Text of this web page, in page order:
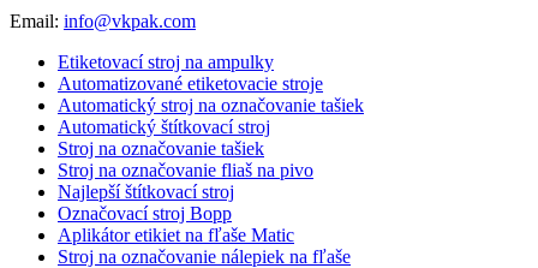
Email: info@vkpak.com
Etiketovací stroj na ampulky
Automatizované etiketovacie stroje
Automatický stroj na označovanie tašiek
Automatický štítkovací stroj
Stroj na označovanie tašiek
Stroj na označovanie fliaš na pivo
Najlepší štítkovací stroj
Označovací stroj Bopp
Aplikátor etikiet na fľaše Matic
Stroj na označovanie nálepiek na fľaše